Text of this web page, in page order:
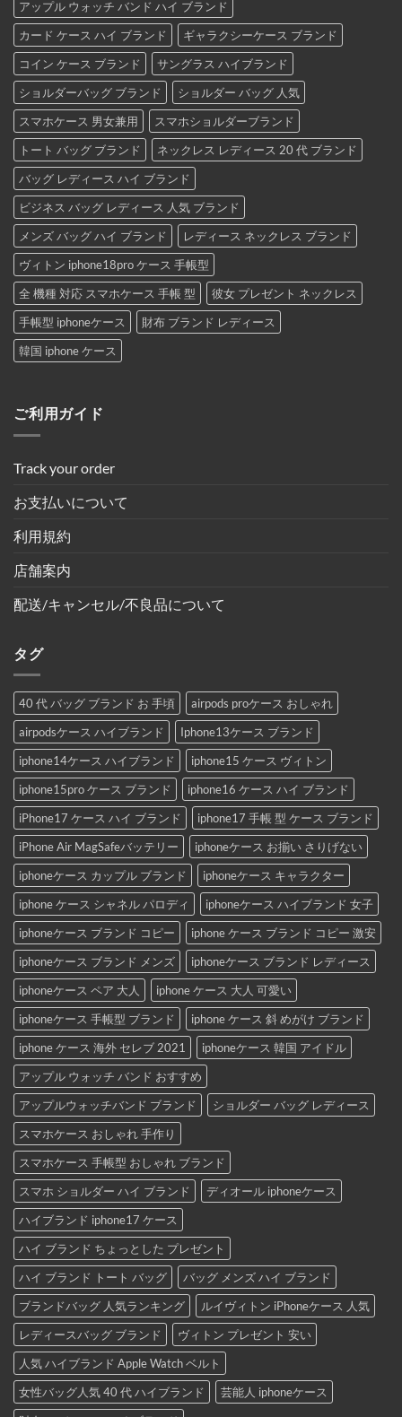
アップル ウォッチ バンド ハイ ブランド
カード ケース ハイ ブランド
ギャラクシーケース ブランド
コイン ケース ブランド
サングラス ハイブランド
ショルダーバッグ ブランド
ショルダー バッグ 人気
スマホケース 男女兼用
スマホショルダーブランド
トート バッグ ブランド
ネックレス レディース 20 代 ブランド
バッグ レディース ハイ ブランド
ビジネス バッグ レディース 人気 ブランド
メンズ バッグ ハイ ブランド
レディース ネックレス ブランド
ヴィトン iphone18pro ケース 手帳型
全 機種 対応 スマホケース 手帳 型
彼女 プレゼント ネックレス
手帳型 iphoneケース
財布 ブランド レディース
韓国 iphone ケース
ご利用ガイド
Track your order
お支払いについて
利用規約
店舗案内
配送/キャンセル/不良品について
タグ
40 代 バッグ ブランド お 手頃
airpods proケース おしゃれ
airpodsケース ハイブランド
Iphone13ケース ブランド
iphone14ケース ハイブランド
iphone15 ケース ヴィトン
iphone15pro ケース ブランド
iphone16 ケース ハイ ブランド
iPhone17 ケース ハイ ブランド
iphone17 手帳 型 ケース ブランド
iPhone Air MagSafeバッテリー
iphoneケース お揃い さりげない
iphoneケース カップル ブランド
iphoneケース キャラクター
iphone ケース シャネル パロディ
iphoneケース ハイブランド 女子
iphoneケース ブランド コピー
iphone ケース ブランド コピー 激安
iphoneケース ブランド メンズ
iphoneケース ブランド レディース
iphoneケース ペア 大人
iphone ケース 大人 可愛い
iphoneケース 手帳型 ブランド
iphone ケース 斜 めがけ ブランド
iphone ケース 海外 セレブ 2021
iphoneケース 韓国 アイドル
アップル ウォッチ バンド おすすめ
アップルウォッチバンド ブランド
ショルダー バッグ レディース
スマホケース おしゃれ 手作り
スマホケース 手帳型 おしゃれ ブランド
スマホ ショルダー ハイ ブランド
ディオール iphoneケース
ハイブランド iphone17 ケース
ハイ ブランド ちょっとした プレゼント
ハイ ブランド トート バッグ
バッグ メンズ ハイ ブランド
ブランドバッグ 人気ランキング
ルイヴィトン iPhoneケース 人気
レディースバッグ ブランド
ヴィトン プレゼント 安い
人気 ハイブランド Apple Watch ベルト
女性バッグ人気 40 代 ハイブランド
芸能人 iphoneケース